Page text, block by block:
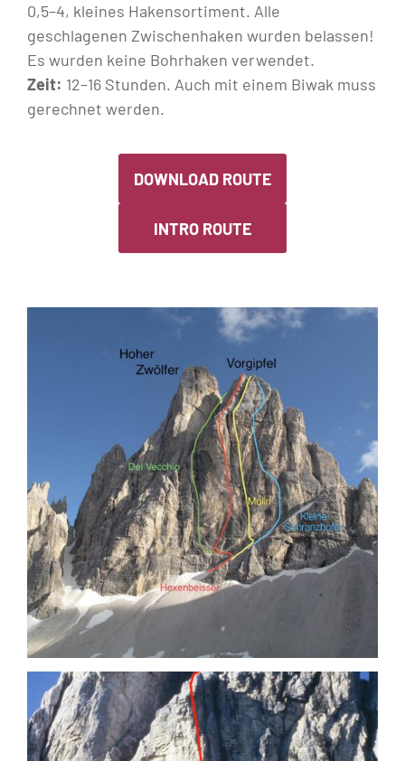
0,5–4, kleines Hakensortiment. Alle
geschlagenen Zwischenhaken wurden belassen!
Es wurden keine Bohrhaken verwendet.
Zeit: 12–16 Stunden. Auch mit einem Biwak muss
gerechnet werden.
DOWNLOAD ROUTE
INTRO ROUTE